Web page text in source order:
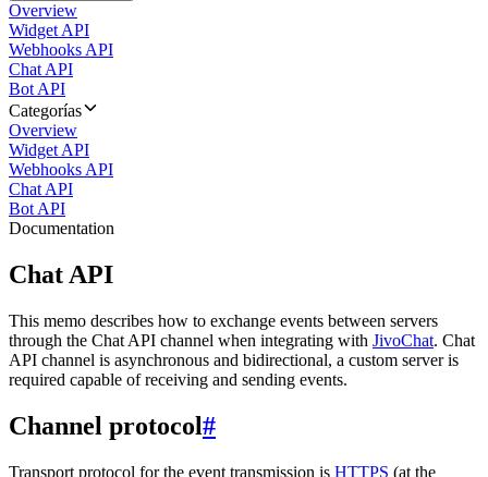
Overview
Widget API
Webhooks API
Chat API
Bot API
Categorías
Overview
Widget API
Webhooks API
Chat API
Bot API
Documentation
Chat API
This memo describes how to exchange events between servers
through the Chat API channel when integrating with JivoChat. Chat
API channel is asynchronous and bidirectional, a custom server is
required capable of receiving and sending events.
Channel protocol#
Transport protocol for the event transmission is HTTPS (at the